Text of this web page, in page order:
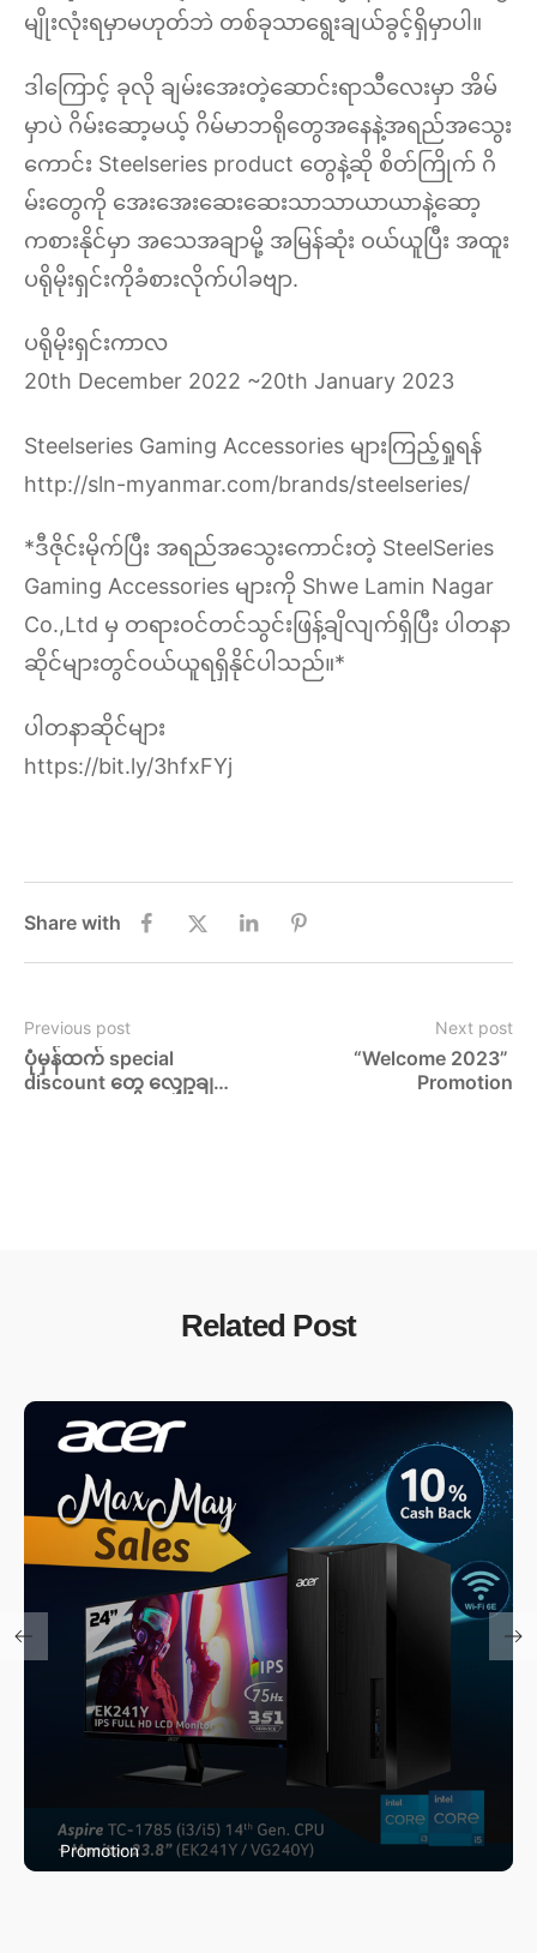
မျိုးလုံးရမှာမဟုတ်ဘဲ တစ်ခုသာရွေးချယ်ခွင့်ရှိမှာပါ။
ဒါကြောင့် ခုလို ချမ်းအေးတဲ့ဆောင်းရာသီလေးမှာ အိမ်
မှာပဲ ဂိမ်းဆော့မယ့် ဂိမ်မာဘရိုတွေအနေနဲ့အရည်အသွေး
ကောင်း Steelseries product တွေနဲ့ဆို စိတ်ကြိုက် ဂိ
မ်းတွေကို အေးအေးဆေးဆေးသာသာယာယာနဲ့ဆော့
ကစားနိုင်မှာ အသေအချာမို့ အမြန်ဆုံး ဝယ်ယူပြီး အထူး
ပရိုမိုးရှင်းကိုခံစားလိုက်ပါခဗျာ.
ပရိုမိုးရှင်းကာလ
20th December 2022 ~20th January 2023
Steelseries Gaming Accessories များကြည့်ရှုရန်
http://sln-myanmar.com/brands/steelseries/
*ဒီဇိုင်းမိုက်ပြီး အရည်အသွေးကောင်းတဲ့ SteelSeries
Gaming Accessories များကို Shwe Lamin Nagar
Co.,Ltd မှ တရားဝင်တင်သွင်းဖြန့်ချိလျက်ရှိပြီး ပါတနာ
ဆိုင်များတွင်ဝယ်ယူရရှိနိုင်ပါသည်။*
ပါတနာဆိုင်များ
https://bit.ly/3hfxFYj
Share with
Previous post
ပုံမှန်ထက် special
discount တွေ လျှော့ချ
Next post
“Welcome 2023”
Promotion
Related Post
Promotion